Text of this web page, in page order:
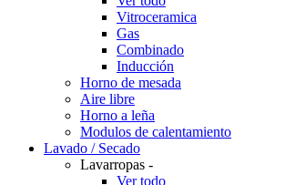
Vitroceramica
Gas
Combinado
Inducción
Horno de mesada
Aire libre
Horno a leña
Modulos de calentamiento
Lavado / Secado
Lavarropas -
Ver todo